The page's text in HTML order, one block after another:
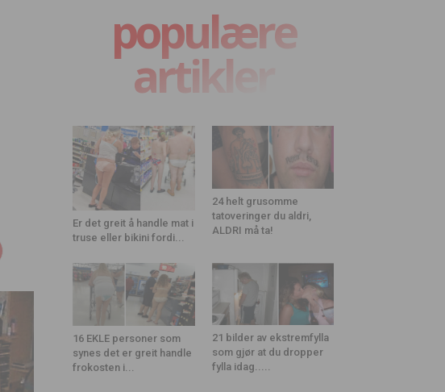
populære
artikler
Er det greit å handle mat i
truse eller bikini fordi...
24 helt grusomme
tatoveringer du aldri,
ALDRI må ta!
16 EKLE personer som
synes det er greit handle
frokosten i...
21 bilder av ekstremfylla
som gjør at du dropper
fylla idag.....